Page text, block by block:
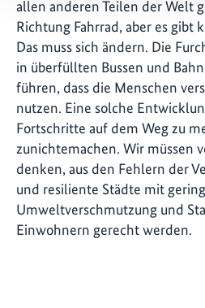
allen anderen Teilen der Welt
Richtung Fahrrad, aber es gibt
Das muss sich ändern. Die
in überfüllten Bussen und
führen, dass die Menschen
nutzen. Eine solche
Fortschritte auf dem Weg zu
zunichtemachen. Wir müssen
denken, aus den Fehlern der
und resiliente Städte mit
Umweltverschmutzung und
Einwohnern gerecht werden.